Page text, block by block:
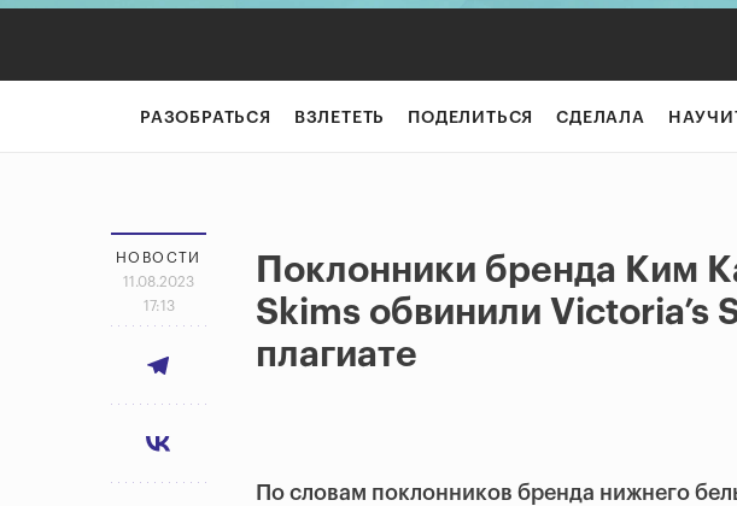
РАЗОБРАТЬСЯ ВЗЛЕТЕТЬ ПОДЕЛИТЬСЯ СДЕЛАЛА
НОВОСТИ
11.08.2023
17:13
Поклонники бренда Ким
Skims обвинили Victoria’s
плагиате
По словам поклонников бренда нижнего